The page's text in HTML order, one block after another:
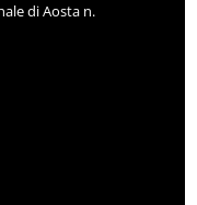
di Aosta n.